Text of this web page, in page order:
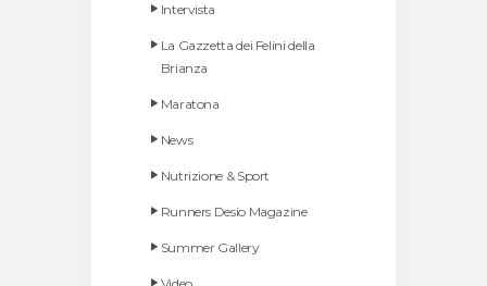
Intervista
La Gazzetta dei Felini della
Brianza
Maratona
News
Nutrizione & Sport
Runners Desio Magazine
Summer Gallery